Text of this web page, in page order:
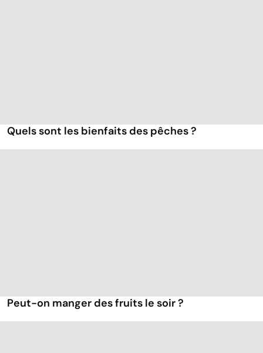
Quels sont les bienfaits des pêches ?
Peut-on manger des fruits le soir ?